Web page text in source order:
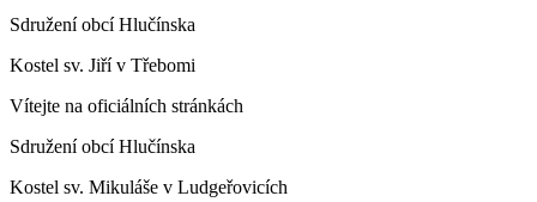
Sdružení obcí Hlučínska
Kostel sv. Jiří v Třebomi
Vítejte na oficiálních stránkách
Sdružení obcí Hlučínska
Kostel sv. Mikuláše v Ludgeřovicích